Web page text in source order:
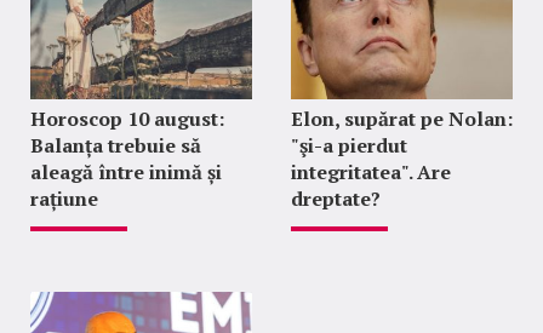
Horoscop 10 august:
Balanța trebuie să
aleagă între inimă și
rațiune
Elon, supărat pe Nolan:
"şi-a pierdut
integritatea". Are
dreptate?